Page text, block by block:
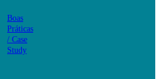
Boas
Práticas
/ Case
Study